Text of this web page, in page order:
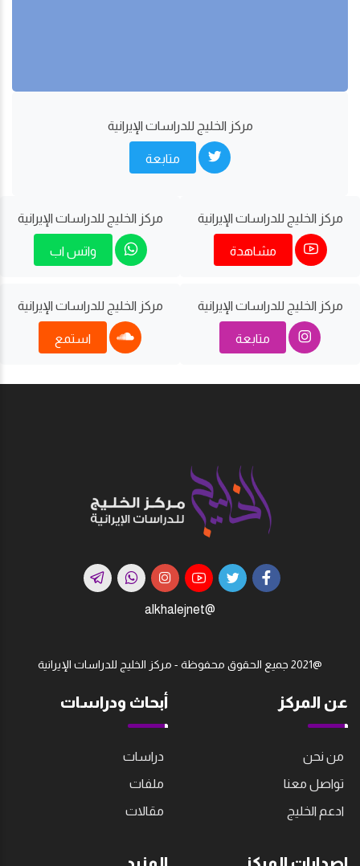
مركز الخليج للدراسات اﻹيرانية
متابعة
مركز الخليج للدراسات اﻹيرانية
مشاهدة
مركز الخليج للدراسات اﻹيرانية
واتس اب
مركز الخليج للدراسات اﻹيرانية
متابعة
مركز الخليج للدراسات اﻹيرانية
استمع
@alkhalejnet
@2021 جميع الحقوق محفوظة - مركز الخليج للدراسات اﻹيرانية
عن المركز
من نحن
تواصل معنا
ادعم الخليج
أبحاث ودراسات
دراسات
ملفات
مقالات